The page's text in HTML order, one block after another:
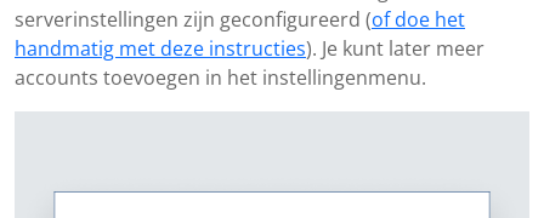
serverinstellingen zijn geconfigureerd (of doe het
handmatig met deze instructies). Je kunt later meer
accounts toevoegen in het instellingenmenu.